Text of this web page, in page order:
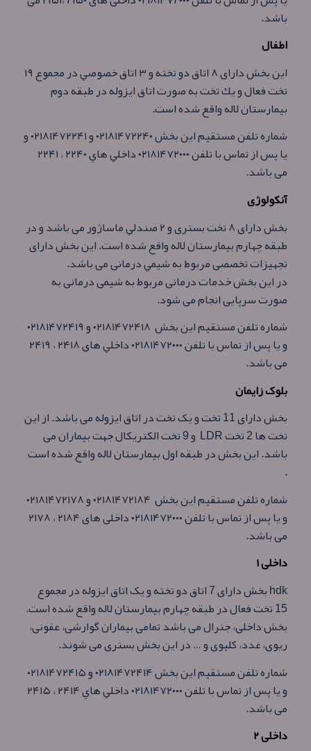
باشد.
اطفال
این بخش دارای ۸ اتاق دو تخته و ۳ اتاق خصوصي در مجموع ۱۹
تخت فعال و يك تخت به صورت اتاق ايزوله در طبقه دوم
بيمارستان لاله واقع شده است.
شماره تلفن مستقيم اين بخش ۰۲۱۸۱۴۷۲۲۴۰ و ۰۲۱۸۱۴۷۲۲۴۱ و
يا پس از تماس با تلفن ۰۲۱۸۱۴۷۲۰۰۰ داخلي هاي ۲۲۴۰ ، ۲۲۴۱
می باشد.
آنكولوژی
بخش دارای ۸ تخت بستری و ۲ صندلي ماساژور می باشد و در
طبقه چهارم بيمارستان لاله واقع شده است. اين بخش دارای
تجهيزات تخصصی مربوط به شيمي درمانی می باشد.
در اين بخش خدمات درمانی مربوط به شيمی درمانی به
صورت سرپايی انجام می شود.
شماره تلفن مستقيم اين بخش ۰۲۱۸۱۴۷۲۴۱۸ و ۰۲۱۸۱۴۷۲۴۱۹
و يا پس از تماس با تلفن ۰۲۱۸۱۴۷۲۰۰۰ داخلي های ۲۴۱۸ ، ۲۴۱۹
می باشد.
بلوک زایمان
بخش دارای 11 تخت و یک تخت در اتاق ايزوله می باشد. از اين
تخت ها 2 تخت LDR و 9 تخت الكتريكال جهت بيماران می
باشد. اين بخش در طبقه اول بيمارستان لاله واقع شده است
.
شماره تلفن مستقيم اين بخش ۰۲۱۸۱۴۷۲۱۸۴ و ۰۲۱۸۱۴۷۲۱۷۸
و يا پس از تماس با تلفن ۰۲۱۸۱۴۷۲۰۰۰ داخلی های ۲۱۸۴ ، ۲۱۷۸
می باشد.
داخلی ۱
hdk بخش دارای 7 اتاق دو تخته و يک اتاق ايزوله در مجموع
15 تخت فعال در طبقه چهارم بيمارستان لاله واقع شده است.
بخش داخلی، جنرال می باشد تمامی بيماران گوارشی، عفونی،
ريوی، غدد، كليوی و … در اين بخش بستری می شوند.
شماره تلفن مستقيم اين بخش ۰۲۱۸۱۴۷۲۴۱۴ و ۰۲۱۸۱۴۷۲۴۱۵
و يا پس از تماس با تلفن ۰۲۱۸۱۴۷۲۰۰۰ داخلي هاي ۲۴۱۴ ، ۲۴۱۵
می باشد.
داخلی ۲